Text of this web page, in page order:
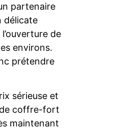
partenaire
délicate
de
environs.
prétendre
sérieuse et
de coffre-fort
maintenant